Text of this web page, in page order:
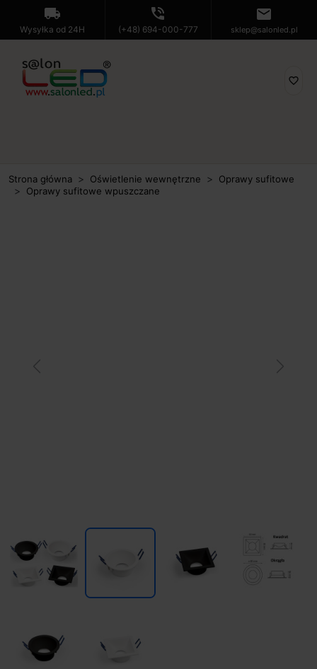
local_shipping
Wysyłka od 24H
phone_in_talk
(+48) 694-000-777
mail
sklep@salonled.pl
favorite_border
Strona główna Oświetlenie wewnętrzne
Oprawy sufitowe
Oprawy sufitowe wpuszczane